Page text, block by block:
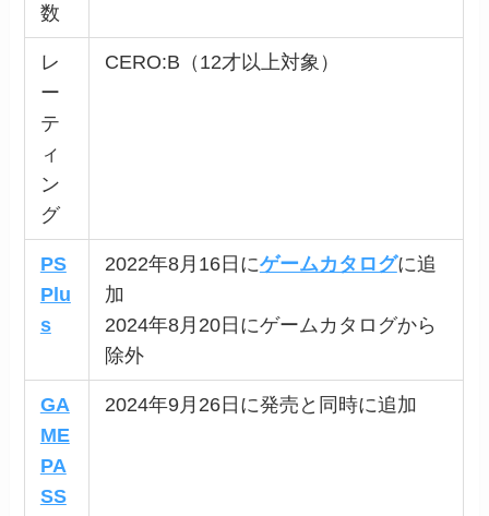
数
レ
ー
テ
ィ
ン
グ
CERO:B（12才以上対象）
PS
Plu
s
2022年8月16日にゲームカタログに追
加
2024年8月20日にゲームカタログから
除外
GA
ME
PA
SS
2024年9月26日に発売と同時に追加